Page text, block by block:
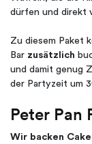
dürfen und direkt
Zu diesem Paket
Bar zusätzlich
und damit genug
der Partyzeit um
Peter Pan
Wir backen